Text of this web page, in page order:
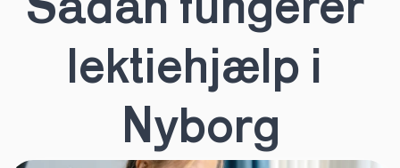
Sådan fungerer
lektiehjælp i
Nyborg